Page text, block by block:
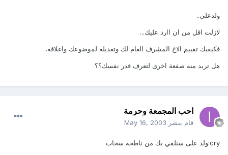
ولدعلي..
لازلت اقل من ان اارد عليك...
فكيفيك تقييم الاخ المشرف العام لك وتعديله لموضوعك واغلاقه..
هل تريد منه صفعة اخرى لتعرف قدر نفسك؟؟
احب المجمعة وحرمة
قام بنشر May 16, 2003
cry:ولد على سنلقي بك من ناطحة سحاب